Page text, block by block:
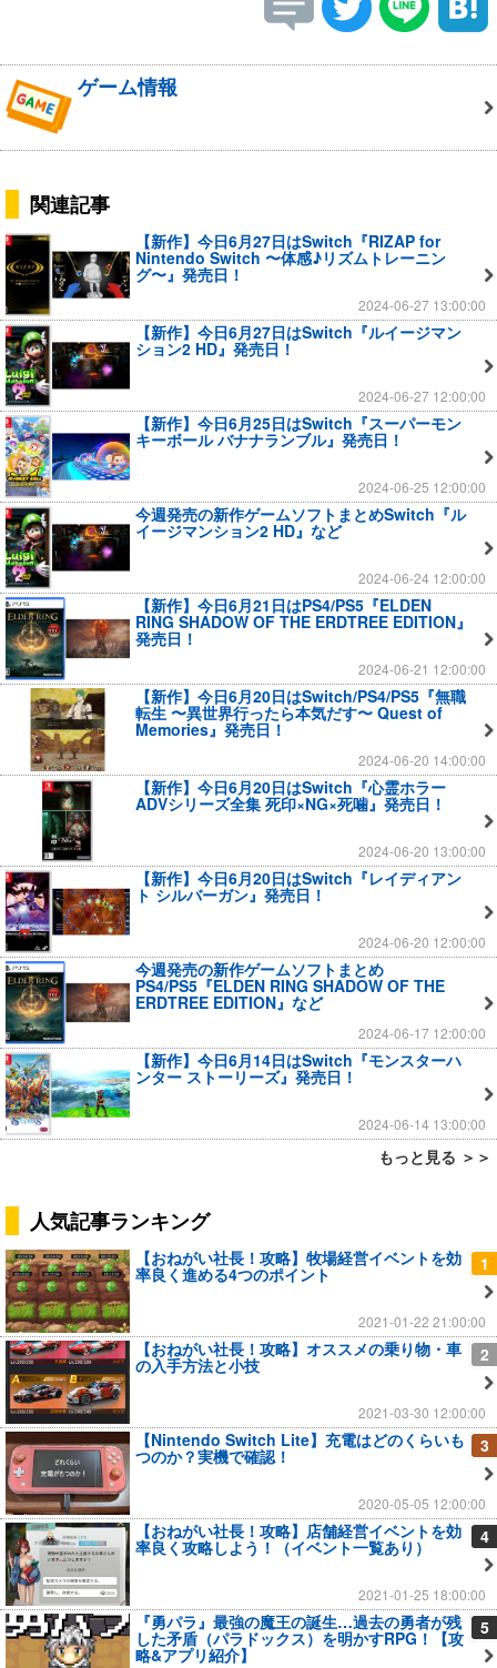
ゲーム情報
関連記事
【新作】今日6月27日はSwitch『RIZAP for
Nintendo Switch 〜体感♪リズムトレーニン
グ〜』発売日！
2024-06-27 13:00:00
【新作】今日6月27日はSwitch『ルイージマン
ション2 HD』発売日！
2024-06-27 12:00:00
【新作】今日6月25日はSwitch『スーパーモン
キーボール バナナランブル』発売日！
2024-06-25 12:00:00
今週発売の新作ゲームソフトまとめSwitch『ル
イージマンション2 HD』など
2024-06-24 12:00:00
【新作】今日6月21日はPS4/PS5『ELDEN
RING SHADOW OF THE ERDTREE EDITION』
発売日！
2024-06-21 12:00:00
【新作】今日6月20日はSwitch/PS4/PS5『無職
転生 〜異世界行ったら本気だす〜 Quest of
Memories』発売日！
2024-06-20 14:00:00
【新作】今日6月20日はSwitch『心霊ホラー
ADVシリーズ全集 死印×NG×死噛』発売日！
2024-06-20 13:00:00
【新作】今日6月20日はSwitch『レイディアン
ト シルバーガン』発売日！
2024-06-20 12:00:00
今週発売の新作ゲームソフトまとめ
PS4/PS5『ELDEN RING SHADOW OF THE
ERDTREE EDITION』など
2024-06-17 12:00:00
【新作】今日6月14日はSwitch『モンスターハ
ンター ストーリーズ』発売日！
2024-06-14 13:00:00
もっと見る ＞＞
人気記事ランキング
1
【おねがい社長！攻略】牧場経営イベントを効
率良く進める4つのポイント
2021-01-22 21:00:00
2
【おねがい社長！攻略】オススメの乗り物・車
の入手方法と小技
2021-03-30 12:00:00
3
【Nintendo Switch Lite】充電はどのくらいも
つのか？実機で確認！
2020-05-05 12:00:00
4
【おねがい社長！攻略】店舗経営イベントを効
率良く攻略しよう！（イベント一覧あり）
2021-01-25 18:00:00
5
『勇パラ』最強の魔王の誕生…過去の勇者が残
した矛盾（パラドックス）を明かすRPG！【攻
略&アプリ紹介】